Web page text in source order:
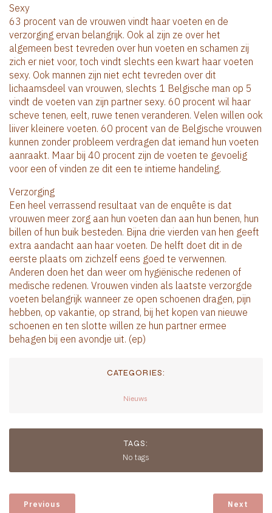
Sexy
63 procent van de vrouwen vindt haar voeten en de
verzorging ervan belangrijk. Ook al zijn ze over het
algemeen best tevreden over hun voeten en schamen zij
zich er niet voor, toch vindt slechts een kwart haar voeten
sexy. Ook mannen zijn niet echt tevreden over dit
lichaamsdeel van vrouwen, slechts 1 Belgische man op 5
vindt de voeten van zijn partner sexy. 60 procent wil haar
scheve tenen, eelt, ruwe tenen veranderen. Velen willen ook
liiver kleinere voeten. 60 procent van de Belgische vrouwen
kunnen zonder probleem verdragen dat iemand hun voeten
aanraakt. Maar bij 40 procent zijn de voeten te gevoelig
voor een of vinden ze dit een te intieme handeling.
Verzorging
Een heel verrassend resultaat van de enquête is dat
vrouwen meer zorg aan hun voeten dan aan hun benen, hun
billen of hun buik besteden. Bijna drie vierden van hen geeft
extra aandacht aan haar voeten. De helft doet dit in de
eerste plaats om zichzelf eens goed te verwennen.
Anderen doen het dan weer om hygiënische redenen of
medische redenen. Vrouwen vinden als laatste verzorgde
voeten belangrijk wanneer ze open schoenen dragen, pijn
hebben, op vakantie, op strand, bij het kopen van nieuwe
schoenen en ten slotte willen ze hun partner ermee
behagen bij een avondje uit. (ep)
CATEGORIES:
Nieuws
TAGS:
No tags
Previous Next